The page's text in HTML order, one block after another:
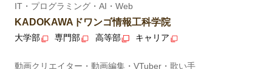
IT・プログラミング・AI・Web
KADOKAWAドワンゴ情報工科学院
大学部 専門部 高等部 キャリア
動画クリエイター・動画編集・VTuber・歌い手